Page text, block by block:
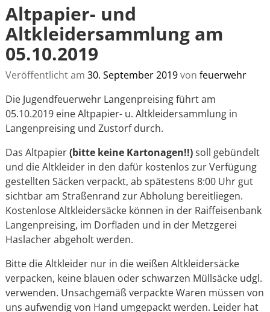
Altpapier- und
Altkleidersammlung am
05.10.2019
Veröffentlicht am 30. September 2019von feuerwehr
Die Jugendfeuerwehr Langenpreising führt am
05.10.2019 eine Altpapier- u. Altkleidersammlung in
Langenpreising und Zustorf durch.
Das Altpapier(bitte keine Kartonagen!!)soll gebündelt
und die Altkleider in den dafür kostenlos zur Verfügung
gestellten Säcken verpackt, ab spätestens 8:00 Uhr gut
sichtbar am Straßenrand zur Abholung bereitliegen.
Kostenlose Altkleidersäcke können in der Raiffeisenbank
Langenpreising, im Dorfladen und in der Metzgerei
Haslacher abgeholt werden.
Bitte die Altkleider nur in die weißen Altkleidersäcke
verpacken, keine blauen oder schwarzen Müllsäcke udgl.
verwenden. Unsachgemäß verpackte Waren müssen von
uns aufwendig von Hand umgepackt werden. Leider hat